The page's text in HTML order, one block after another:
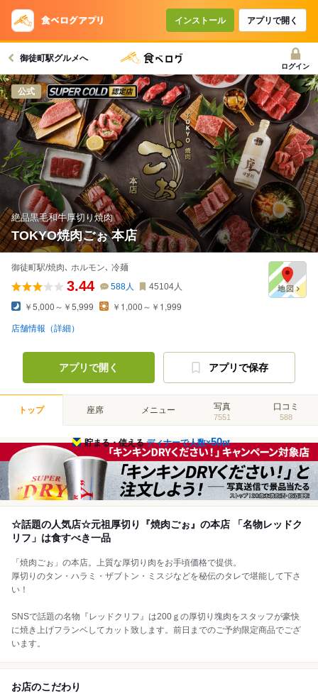
インストール アプリで開く
御徒町駅グルメへ
ログイン
公式 スーパードライ SUPER COLD認定店
絶品黒毛和牛厚切り焼肉
TOKYO焼肉ごぉ 本店
御徒町駅/焼肉､ ホルモン､ 冷麺
3.44 588人 45104人
￥5,000～￥5,999 ￥1,000～￥1,999
店舗情報（詳細）
アプリで開く アプリで保存
トップ 座席 メニュー 写真
7551
口コミ
588
貯まる・使えるディナーで人数×50pt
☆話題の人気店☆元祖厚切り『焼肉ごぉ』の本店 「名物レッドク
リフ」は食すべき一品
「焼肉ごぉ」の本店。上質な厚切り肉をお手頃価格で提供。
厚切りのタン・ハラミ・ザブトン・ミスジなどを秘伝のタレで堪能して下さ
い！
SNSで話題の名物『レッドクリフ』は200ｇの厚切り塊肉をスタッフが豪快
に焼き上げフランベしてカット致します。前日までのご予約限定商品でござ
います。
お店のこだわり